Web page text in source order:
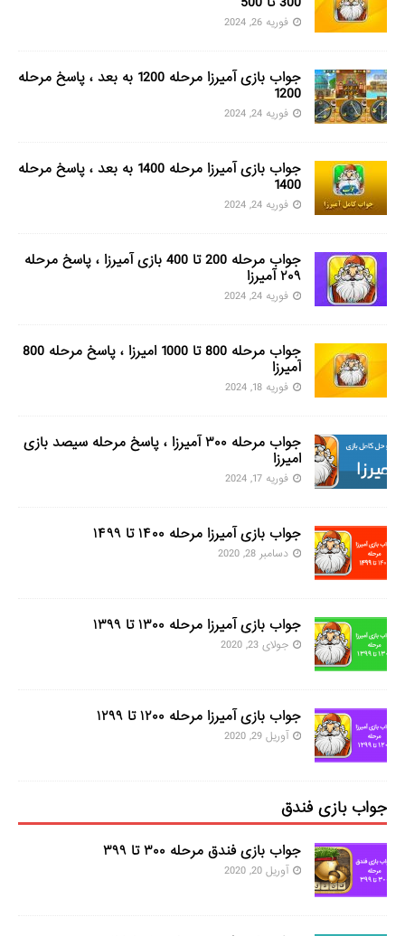
فوریه 26, 2024
جواب بازی آمیرزا مرحله 1200 به بعد ، پاسخ مرحله
1200
فوریه 24, 2024
جواب بازی آمیرزا مرحله 1400 به بعد ، پاسخ مرحله
1400
فوریه 24, 2024
جواب مرحله 200 تا 400 بازی آمیرزا ، پاسخ مرحله
۲۰۹ آمیرزا
فوریه 24, 2024
جواب مرحله 800 تا 1000 امیرزا ، پاسخ مرحله 800
آمیرزا
فوریه 18, 2024
جواب مرحله ۳۰۰ آمیرزا ، پاسخ مرحله سیصد بازی
امیرزا
فوریه 17, 2024
جواب بازی آمیرزا مرحله ۱۴۰۰ تا ۱۴۹۹
دسامبر 28, 2020
جواب بازی آمیرزا مرحله ۱۳۰۰ تا ۱۳۹۹
جولای 23, 2020
جواب بازی آمیرزا مرحله ۱۲۰۰ تا ۱۲۹۹
آوریل 29, 2020
جواب بازی فندق
جواب بازی فندق مرحله ۳۰۰ تا ۳۹۹
آوریل 20, 2020